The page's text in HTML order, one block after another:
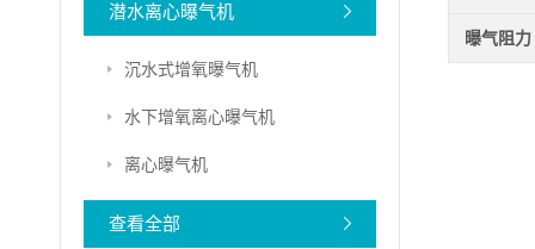
潜水离心曝气机
沉水式增氧曝气机
水下增氧离心曝气机
离心曝气机
查看全部
曝气阻力